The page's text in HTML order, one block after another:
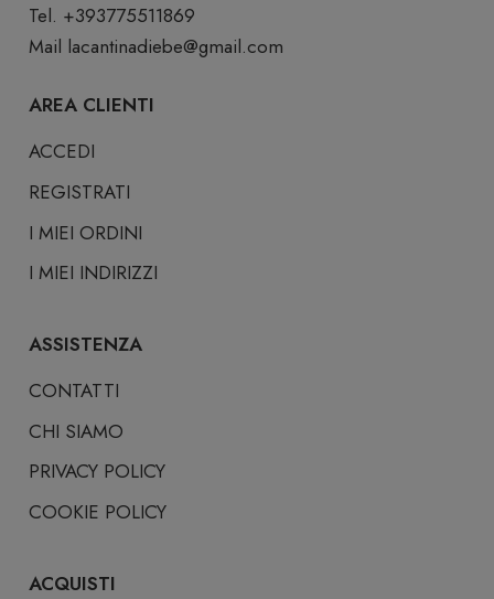
Tel. +393775511869
Mail lacantinadiebe@gmail.com
AREA CLIENTI
ACCEDI
REGISTRATI
I MIEI ORDINI
I MIEI INDIRIZZI
ASSISTENZA
CONTATTI
CHI SIAMO
PRIVACY POLICY
COOKIE POLICY
ACQUISTI